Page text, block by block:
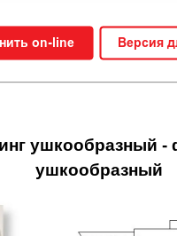
ушкообразный -
ушкообразный